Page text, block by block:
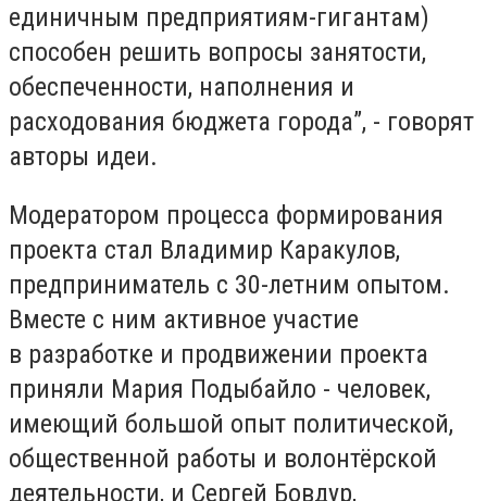
единичным предприятиям-гигантам)
способен решить вопросы занятости,
обеспеченности, наполнения и
расходования бюджета города”, - говорят
авторы идеи.
Модератором процесса формирования
проекта стал Владимир Каракулов,
предприниматель с 30-летним опытом.
Вместе с ним активное участие
в разработке и продвижении проекта
приняли Мария Подыбайло - человек,
имеющий большой опыт политической,
общественной работы и волонтёрской
деятельности, и Сергей Бовдур,